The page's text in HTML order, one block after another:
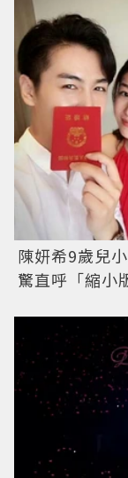
陳妍希9歲兒
驚直呼「縮小